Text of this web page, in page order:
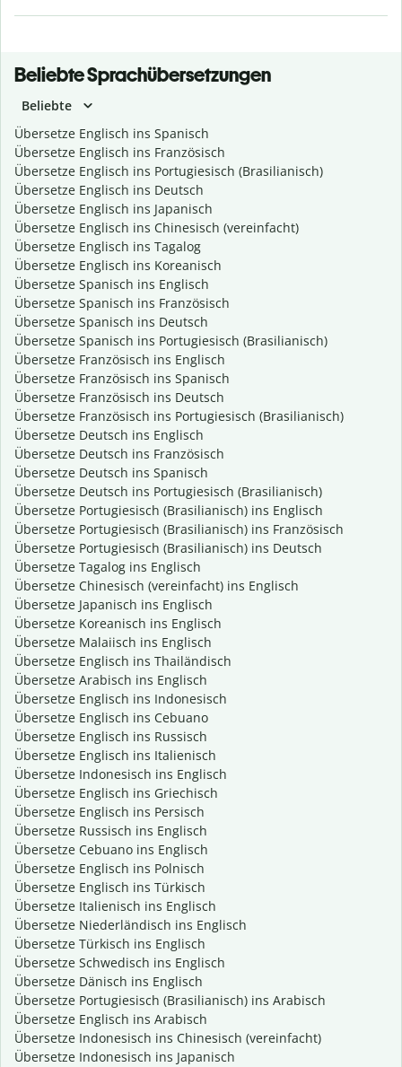
Beliebte Sprachübersetzungen
Beliebte
Übersetze Englisch ins Spanisch
Übersetze Englisch ins Französisch
Übersetze Englisch ins Portugiesisch (Brasilianisch)
Übersetze Englisch ins Deutsch
Übersetze Englisch ins Japanisch
Übersetze Englisch ins Chinesisch (vereinfacht)
Übersetze Englisch ins Tagalog
Übersetze Englisch ins Koreanisch
Übersetze Spanisch ins Englisch
Übersetze Spanisch ins Französisch
Übersetze Spanisch ins Deutsch
Übersetze Spanisch ins Portugiesisch (Brasilianisch)
Übersetze Französisch ins Englisch
Übersetze Französisch ins Spanisch
Übersetze Französisch ins Deutsch
Übersetze Französisch ins Portugiesisch (Brasilianisch)
Übersetze Deutsch ins Englisch
Übersetze Deutsch ins Französisch
Übersetze Deutsch ins Spanisch
Übersetze Deutsch ins Portugiesisch (Brasilianisch)
Übersetze Portugiesisch (Brasilianisch) ins Englisch
Übersetze Portugiesisch (Brasilianisch) ins Französisch
Übersetze Portugiesisch (Brasilianisch) ins Deutsch
Übersetze Tagalog ins Englisch
Übersetze Chinesisch (vereinfacht) ins Englisch
Übersetze Japanisch ins Englisch
Übersetze Koreanisch ins Englisch
Übersetze Malaiisch ins Englisch
Übersetze Englisch ins Thailändisch
Übersetze Arabisch ins Englisch
Übersetze Englisch ins Indonesisch
Übersetze Englisch ins Cebuano
Übersetze Englisch ins Russisch
Übersetze Englisch ins Italienisch
Übersetze Indonesisch ins Englisch
Übersetze Englisch ins Griechisch
Übersetze Englisch ins Persisch
Übersetze Russisch ins Englisch
Übersetze Cebuano ins Englisch
Übersetze Englisch ins Polnisch
Übersetze Englisch ins Türkisch
Übersetze Italienisch ins Englisch
Übersetze Niederländisch ins Englisch
Übersetze Türkisch ins Englisch
Übersetze Schwedisch ins Englisch
Übersetze Dänisch ins Englisch
Übersetze Portugiesisch (Brasilianisch) ins Arabisch
Übersetze Englisch ins Arabisch
Übersetze Indonesisch ins Chinesisch (vereinfacht)
Übersetze Indonesisch ins Japanisch